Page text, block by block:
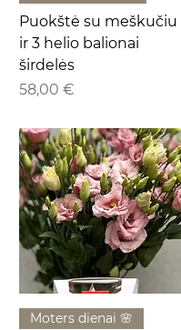
Puokštė su meškučiu
ir 3 helio balionai
širdelės
Kaina
58,00 €
Moters dienai 🌸